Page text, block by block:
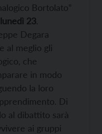
Bortolato”
lunedì 23.
Degara
al meglio gli
che
in modo
la loro
Di
al dibattito sarà
ai gruppi